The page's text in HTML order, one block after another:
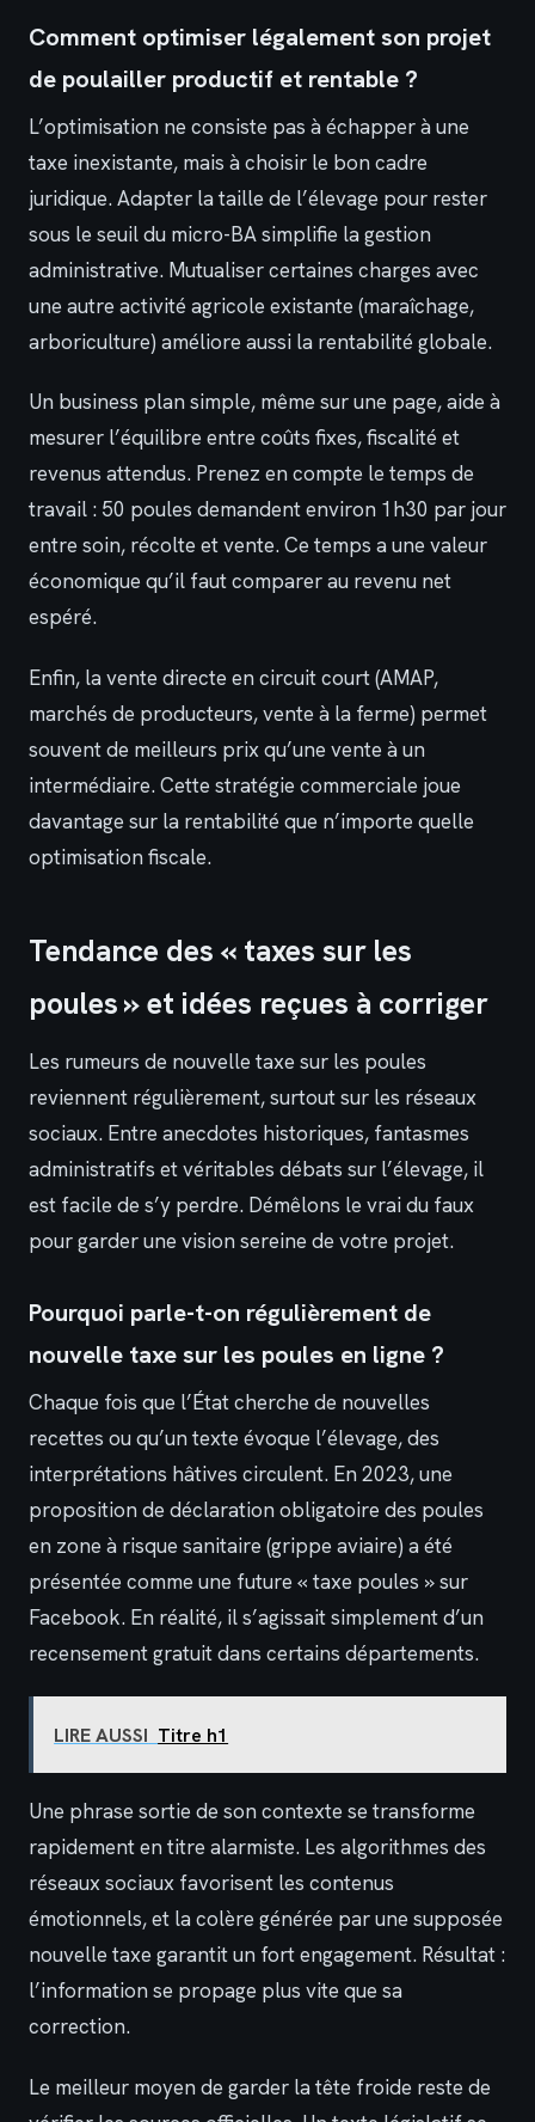
Comment optimiser légalement son projet
de poulailler productif et rentable ?
L’optimisation ne consiste pas à échapper à une
taxe inexistante, mais à choisir le bon cadre
juridique. Adapter la taille de l’élevage pour rester
sous le seuil du micro-BA simplifie la gestion
administrative. Mutualiser certaines charges avec
une autre activité agricole existante (maraîchage,
arboriculture) améliore aussi la rentabilité globale.
Un business plan simple, même sur une page, aide à
mesurer l’équilibre entre coûts fixes, fiscalité et
revenus attendus. Prenez en compte le temps de
travail : 50 poules demandent environ 1h30 par jour
entre soin, récolte et vente. Ce temps a une valeur
économique qu’il faut comparer au revenu net
espéré.
Enfin, la vente directe en circuit court (AMAP,
marchés de producteurs, vente à la ferme) permet
souvent de meilleurs prix qu’une vente à un
intermédiaire. Cette stratégie commerciale joue
davantage sur la rentabilité que n’importe quelle
optimisation fiscale.
Tendance des « taxes sur les
poules » et idées reçues à corriger
Les rumeurs de nouvelle taxe sur les poules
reviennent régulièrement, surtout sur les réseaux
sociaux. Entre anecdotes historiques, fantasmes
administratifs et véritables débats sur l’élevage, il
est facile de s’y perdre. Démêlons le vrai du faux
pour garder une vision sereine de votre projet.
Pourquoi parle-t-on régulièrement de
nouvelle taxe sur les poules en ligne ?
Chaque fois que l’État cherche de nouvelles
recettes ou qu’un texte évoque l’élevage, des
interprétations hâtives circulent. En 2023, une
proposition de déclaration obligatoire des poules
en zone à risque sanitaire (grippe aviaire) a été
présentée comme une future « taxe poules » sur
Facebook. En réalité, il s’agissait simplement d’un
recensement gratuit dans certains départements.
LIRE AUSSI Titre h1
Une phrase sortie de son contexte se transforme
rapidement en titre alarmiste. Les algorithmes des
réseaux sociaux favorisent les contenus
émotionnels, et la colère générée par une supposée
nouvelle taxe garantit un fort engagement. Résultat :
l’information se propage plus vite que sa
correction.
Le meilleur moyen de garder la tête froide reste de